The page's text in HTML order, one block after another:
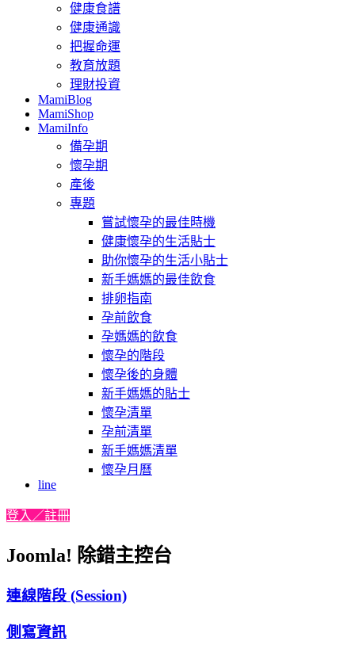
健康食譜
健康通識
把握命運
教育放題
理財投資
MamiBlog
MamiShop
MamiInfo
備孕期
懷孕期
產後
專題
嘗試懷孕的最佳時機
健康懷孕的生活貼士
助你懷孕的生活小貼士
新手媽媽的最佳飲食
排卵指南
孕前飲食
孕媽媽的飲食
懷孕的階段
懷孕後的身體
新手媽媽的貼士
懷孕清單
孕前清單
新手媽媽清單
懷孕月曆
line
登入／註冊
Joomla! 除錯主控台
連線階段 (Session)
側寫資訊